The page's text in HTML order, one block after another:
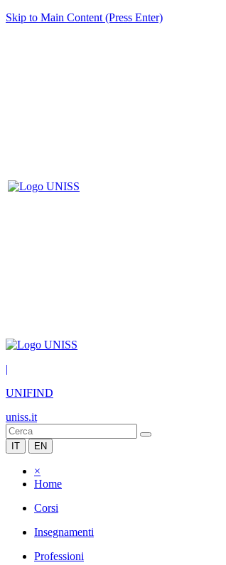
Skip to Main Content (Press Enter)
|
UNIFIND
uniss.it
IT EN
×
Home
Corsi
Insegnamenti
Professioni